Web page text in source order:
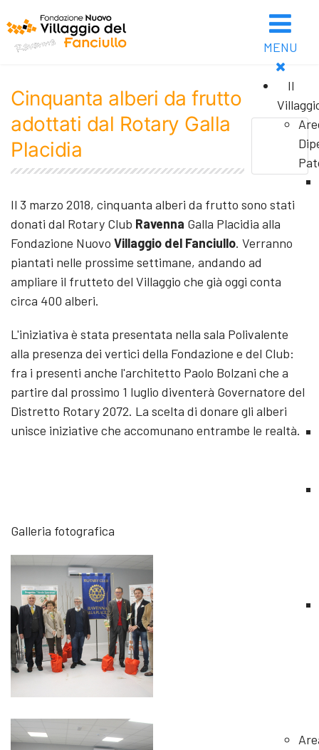
MENU
Il
Cinquanta alberi da frutto
adottati dal Rotary Galla
Placidia
Il 3 marzo 2018, cinquanta alberi da frutto sono stati
donati dal Rotary Club Ravenna Galla Placidia alla
Fondazione Nuovo Villaggio del Fanciullo. Verranno
piantati nelle prossime settimane, andando ad
ampliare il frutteto del Villaggio che già oggi conta
circa 400 alberi.
L'iniziativa è stata presentata nella sala Polivalente
alla presenza dei vertici della Fondazione e del Club:
fra i presenti anche l'architetto Paolo Bolzani che a
partire dal prossimo 1 luglio diventerà Governatore del
Distretto Rotary 2072. La scelta di donare gli alberi
unisce iniziative che accomunano entrambe le realtà.
Galleria fotografica